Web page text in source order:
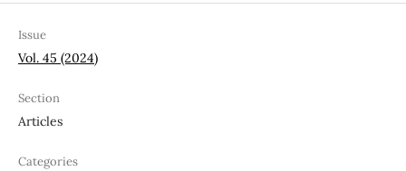
Issue
Vol. 45 (2024)
Section
Articles
Categories